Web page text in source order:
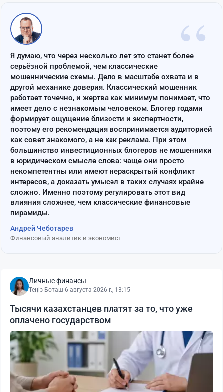
“
Я думаю, что через несколько лет это станет более
серьёзной проблемой, чем классические
мошеннические схемы. Дело в масштабе охвата и в
другой механике доверия. Классический мошенник
работает точечно, и жертва как минимум понимает, что
имеет дело с незнакомым человеком. Блогер годами
формирует ощущение близости и экспертности,
поэтому его рекомендация воспринимается аудиторией
как совет знакомого, а не как реклама. При этом
большинство инвестиционных блогеров не мошенники
в юридическом смысле слова: чаще они просто
некомпетентны или имеют нераскрытый конфликт
интересов, а доказать умысел в таких случаях крайне
сложно. Именно поэтому регулировать этот вид
влияния сложнее, чем классические финансовые
пирамиды.
Андрей Чеботарев
Финансовый аналитик и экономист
Личные финансы
Теңіз Боташ·6 августа 2026 г., 13:15
Тысячи казахстанцев платят за то, что уже
оплачено государством